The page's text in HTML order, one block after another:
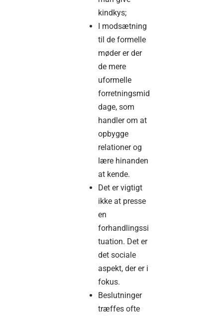
kindkys;
I modsætning
til de formelle
møder er der
de mere
uformelle
forretningsmid
dage, som
handler om at
opbygge
relationer og
lære hinanden
at kende.
Det er vigtigt
ikke at presse
en
forhandlingssi
tuation. Det er
det sociale
aspekt, der er i
fokus.
Beslutninger
træffes ofte